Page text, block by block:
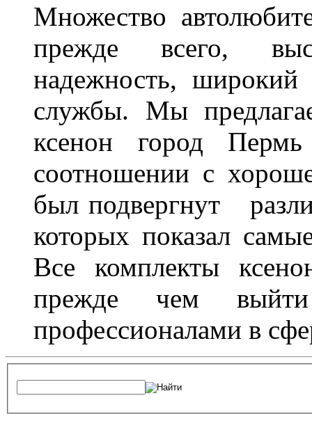
Множество
прежде всего,
надежность, широкий
службы. Мы
ксенон город
соотношении с
был подвергнут
которых показал
Все комплекты
прежде чем
профессионалами в